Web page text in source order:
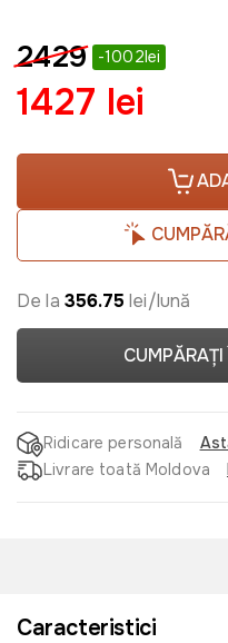
2429 -1002lei
1427 lei
De la 356.75 lei/lună
Ridicare personală
Livrare toată Moldova
Caracteristici